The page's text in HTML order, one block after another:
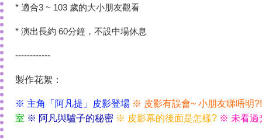
* 適合3 ~ 103 歲的大小朋友觀看
* 演出長約 60分鐘，不設中場休息
------------
製作花絮：
※ 主角「阿凡提」皮影登場 ※ 皮影有誤會~ 小朋友睇唔明?!
室 ※ 阿凡與驢子的秘密 ※ 皮影幕的後面是怎樣? ※ 未看過